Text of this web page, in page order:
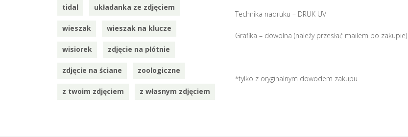
tidal układanka ze zdjęciem
wieszak wieszak na klucze
wisiorek zdjęcie na płótnie
zdjęcie na ściane zoologiczne
z twoim zdjęciem z własnym zdjęciem
Technika nadruku – DRUK UV
Grafika – dowolna (należy przesłać mailem po zakupie)
*tylko z oryginalnym dowodem zakupu